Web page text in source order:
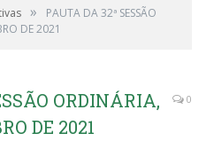
»
PAUTA DA 32ª SESSÃO
DE 2021
ORDINÁRIA,
DE 2021
0